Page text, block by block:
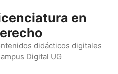
en
didácticos digitales
Digital UG